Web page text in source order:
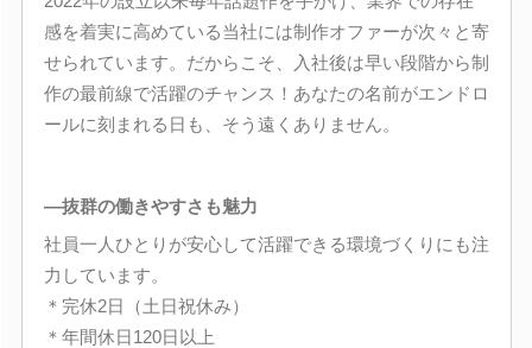
感を着実に高めている当社には制作オファーが次々と寄
せられています。だからこそ、入社後は早い段階から制
作の最前線で活躍のチャンス！あなたの名前がエンドロ
ールに刻まれる日も、そう遠くありません。
―抜群の働きやすさも魅力
社員一人ひとりが安心して活躍できる環境づくりにも注
力しています。
＊完休2日（土日祝休み）
＊年間休日120日以上